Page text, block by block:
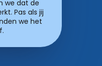
we dat de
Pas als jij
we het